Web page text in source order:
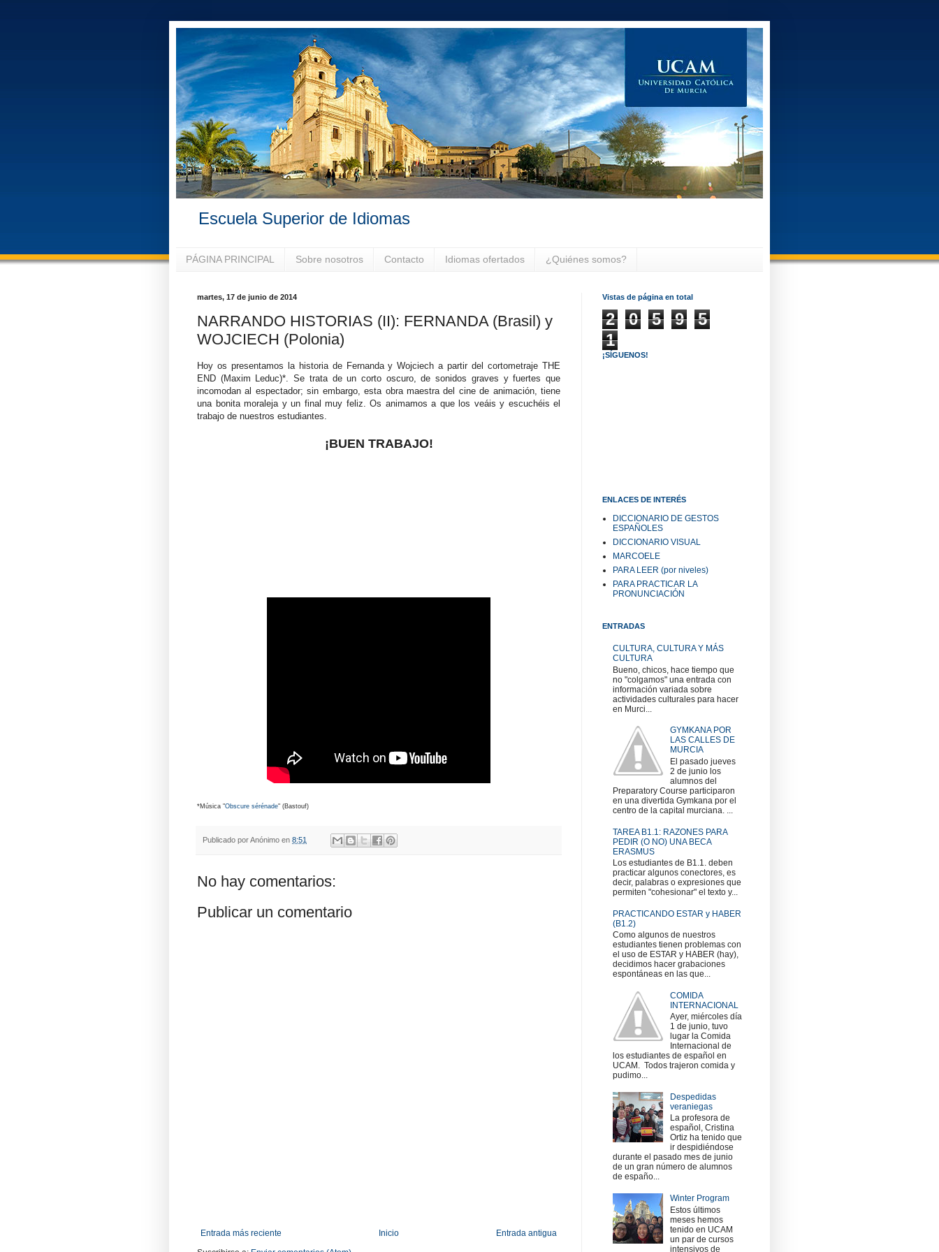
Escuela Superior de Idiomas
PÁGINA PRINCIPAL Sobre nosotros Contacto Idiomas ofertados ¿Quiénes somos?
martes, 17 de junio de 2014
NARRANDO HISTORIAS (II): FERNANDA (Brasil) y
WOJCIECH (Polonia)
Hoy os presentamos la historia de Fernanda y Wojciech a partir del cortometraje THE
END (Maxim Leduc)*. Se trata de un corto oscuro, de sonidos graves y fuertes que
incomodan al espectador; sin embargo, esta obra maestra del cine de animación, tiene
una bonita moraleja y un final muy feliz. Os animamos a que los veáis y escuchéis el
trabajo de nuestros estudiantes.
¡BUEN TRABAJO!
*Música "Obscure sérénade" (Bastouf)
Publicado porAnónimo en 8:51
No hay comentarios:
Publicar un comentario
Entrada más reciente Entrada antigua
Inicio
Vistas de página en total
2 0 5 9
5
1
¡SÍGUENOS!
ENLACES DE INTERÉS
DICCIONARIO DE GESTOS
ESPAÑOLES
DICCIONARIO VISUAL
MARCOELE
PARA LEER (por niveles)
PARA PRACTICAR LA
PRONUNCIACIÓN
ENTRADAS
CULTURA, CULTURA Y MÁS
CULTURA
Bueno, chicos, hace tiempo que
no "colgamos" una entrada con
información variada sobre
actividades culturales para hacer
en Murci...
GYMKANA POR
LAS CALLES DE
MURCIA
El pasado jueves
2 de junio los
alumnos del
Preparatory Course participaron
en una divertida Gymkana por el
centro de la capital murciana. ...
TAREA B1.1: RAZONES PARA
PEDIR (O NO) UNA BECA
ERASMUS
Los estudiantes de B1.1. deben
practicar algunos conectores, es
decir, palabras o expresiones que
permiten "cohesionar" el texto y...
PRACTICANDO ESTAR y HABER
(B1.2)
Como algunos de nuestros
estudiantes tienen problemas con
el uso de ESTAR y HABER (hay),
decidimos hacer grabaciones
espontáneas en las que...
COMIDA
INTERNACIONAL
Ayer, miércoles día
1 de junio, tuvo
lugar la Comida
Internacional de
los estudiantes de español en
UCAM. Todos trajeron comida y
pudimo...
Despedidas
veraniegas
La profesora de
español, Cristina
Ortiz ha tenido que
ir despidiéndose
durante el pasado mes de junio
de un gran número de alumnos
de españo...
Winter Program
Estos últimos
meses hemos
tenido en UCAM
un par de cursos
intensivos de